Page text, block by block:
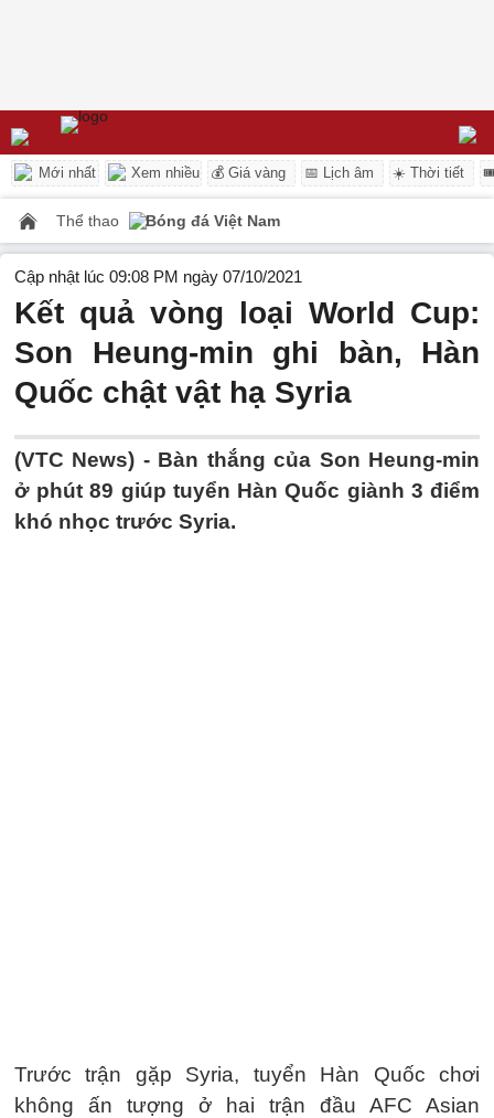
Mới nhất Xem nhiều 💰 Giá vàng 📅 Lịch âm ☀️ Thời tiết
Thể thao Bóng đá Việt Nam
Cập nhật lúc 09:08 PM ngày 07/10/2021
Kết quả vòng loại World Cup:
Son Heung-min ghi bàn, Hàn
Quốc chật vật hạ Syria
(VTC News) - Bàn thắng của Son Heung-min
ở phút 89 giúp tuyển Hàn Quốc giành 3 điểm
khó nhọc trước Syria.
Trước trận gặp Syria, tuyển Hàn Quốc chơi
không ấn tượng ở hai trận đầu AFC Asian